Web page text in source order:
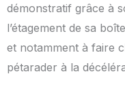
démonstratif grâce à
l’étagement de sa
et notamment à faire
pétarader à la